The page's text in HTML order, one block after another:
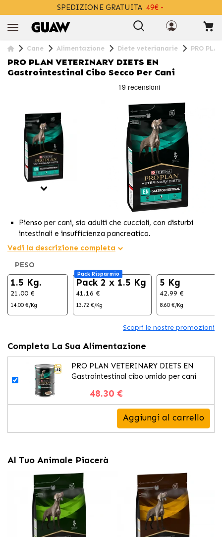
SPEDIZIONE GRATUITA 49€ -
Cane Alimentazione Diete veterianarie PRO
PRO PLAN VETERINARY DIETS EN
Gastrointestinal Cibo Secco Per Cani
Pienso per cani, sia adulti che cuccioli, con disturbi
intestinali e insufficienza pancreatica.
I suoi alti livelli di acidi grassi forniscono una fonte di
energia facilmente digeribile, aiutando a ridurre il carico
alimentare nell'intestino e migliorando così il sistema
digestivo.
Contenuto basso di grassi.
Vedi la descrizione completa
PESO
1.5 Kg.
21.00 €
14.00 €/Kg
Pack Risparmio
Pack 2 x 1.5 Kg
41.16 €
13.72 €/Kg
5 Kg
42.99 €
8.60 €/Kg
Scopri le nostre promozioni
Completa La Sua Alimentazione
PRO PLAN VETERINARY DIETS EN
Gastrointestinal cibo umido per cani
48.30 €
Aggiungi al carrello
Al Tuo Animale Piacerà